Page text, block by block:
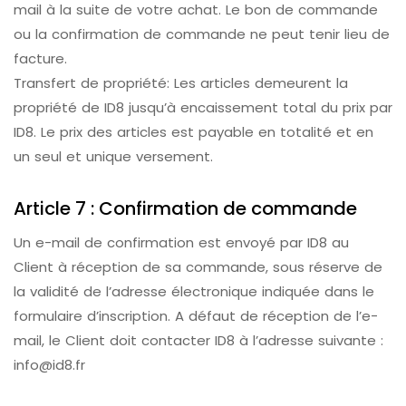
mail à la suite de votre achat. Le bon de commande
ou la confirmation de commande ne peut tenir lieu de
facture.
Transfert de propriété: Les articles demeurent la
propriété de ID8 jusqu’à encaissement total du prix par
ID8. Le prix des articles est payable en totalité et en
un seul et unique versement.
Article 7 : Confirmation de commande
Un e-mail de confirmation est envoyé par ID8 au
Client à réception de sa commande, sous réserve de
la validité de l’adresse électronique indiquée dans le
formulaire d’inscription. A défaut de réception de l’e-
mail, le Client doit contacter ID8 à l’adresse suivante :
info@id8.fr